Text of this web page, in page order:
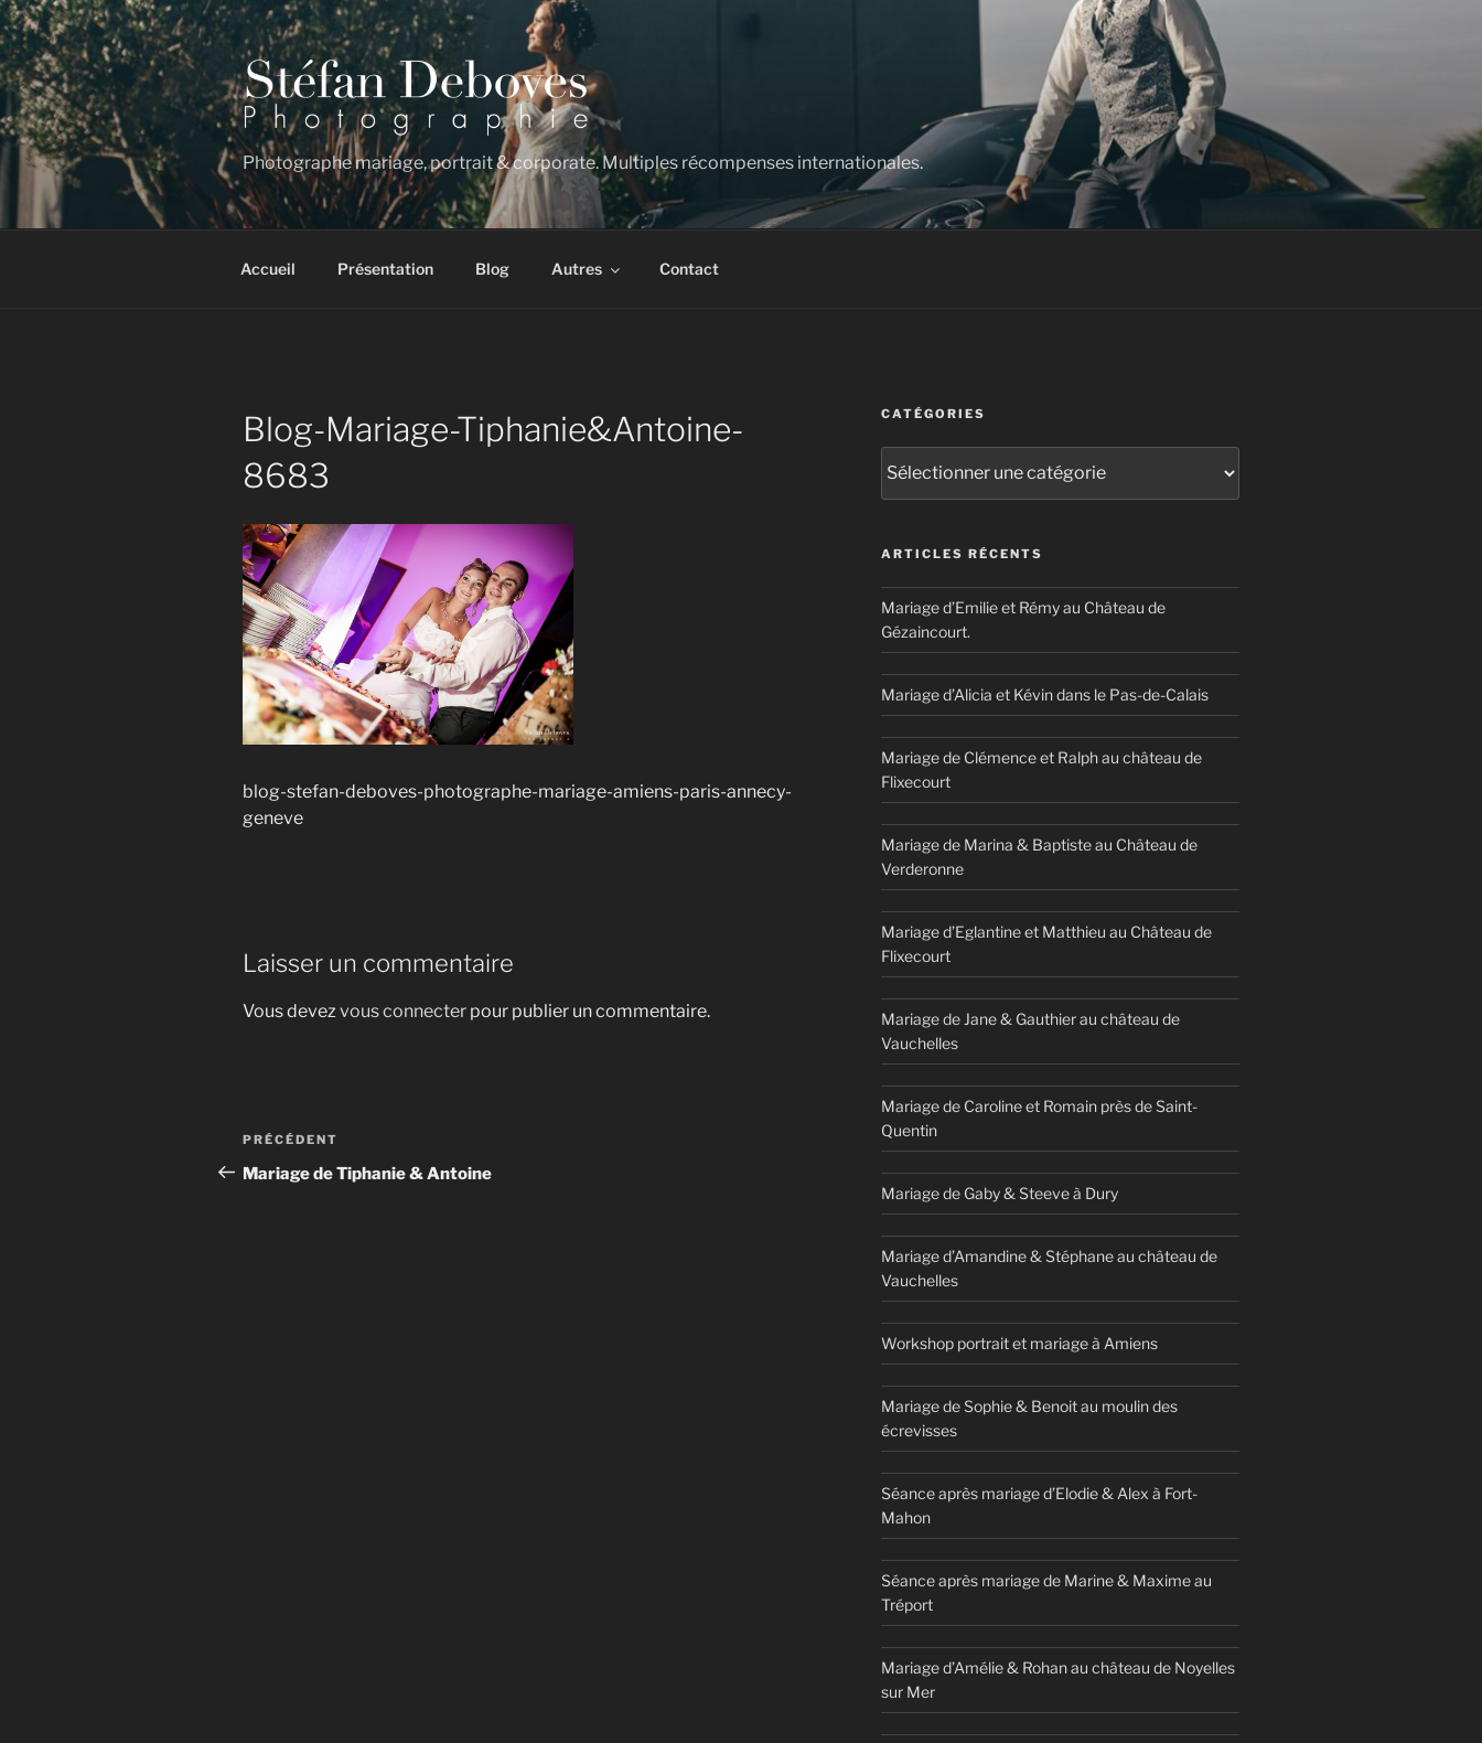
Aller
au
contenu
principal
Photographe mariage, portrait & corporate. Multiples récompenses internationales.
Accueil Présentation Blog Autres Contact
Blog-Mariage-Tiphanie&Antoine-
8683
blog-stefan-deboves-photographe-mariage-amiens-paris-annecy-
geneve
Laisser un commentaire
Vous devezvous connecter pour publier un commentaire.
Navigation
de
Article
précédent
PRÉCÉDENT
Mariage de Tiphanie & Antoine
CATÉGORIES
ARTICLES RÉCENTS
Mariage d’Emilie et Rémy au Château de
Gézaincourt.
Mariage d’Alicia et Kévin dans le Pas-de-Calais
Mariage de Clémence et Ralph au château de
Flixecourt
Mariage de Marina & Baptiste au Château de
Verderonne
Mariage d’Eglantine et Matthieu au Château de
Flixecourt
Mariage de Jane & Gauthier au château de
Vauchelles
Mariage de Caroline et Romain près de Saint-
Quentin
Mariage de Gaby & Steeve à Dury
Mariage d’Amandine & Stéphane au château de
Vauchelles
Workshop portrait et mariage à Amiens
Mariage de Sophie & Benoit au moulin des
écrevisses
Séance après mariage d’Elodie & Alex à Fort-
Mahon
Séance après mariage de Marine & Maxime au
Tréport
Mariage d’Amélie & Rohan au château de Noyelles
sur Mer